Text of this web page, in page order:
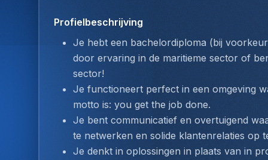
Profielbeschrijving
Je hebt een bachelordiploma (bij
door ervaring in de maritieme sector of
sector!
Je functioneert perfect in een omgeving
motto is: you get the job done.
Je bent communicatief en overtuigend
te netwerken en solide klantenrelaties op
Je denkt in oplossingen in plaats van in